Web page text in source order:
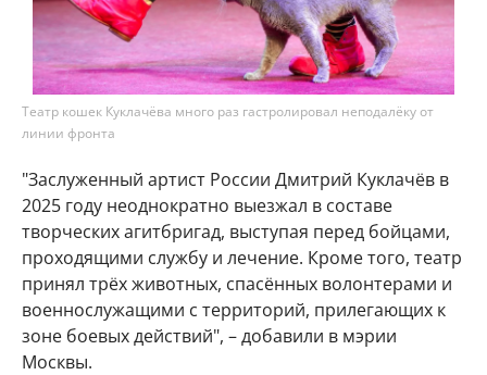
Театр кошек Куклачёва много раз гастролировал неподалёку от
линии фронта
"Заслуженный артист России Дмитрий Куклачёв в
2025 году неоднократно выезжал в составе
творческих агитбригад, выступая перед бойцами,
проходящими службу и лечение. Кроме того, театр
принял трёх животных, спасённых волонтерами и
военнослужащими с территорий, прилегающих к
зоне боевых действий", – добавили в мэрии
Москвы.